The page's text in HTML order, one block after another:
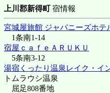
上川郡新得町宿情報
宮城屋旅館 ジャパニーズホテ
1条南1-14
宿屋ｃａｆｅＡＲＵＫＵ
5条南3-12
湯宿くったり温泉レイク・イ
トムラウシ温泉
屈足808番地